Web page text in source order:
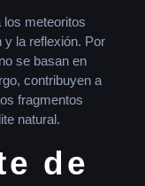
los meteoritos
y la reflexión. Por
se basan en
contribuyen a
fragmentos
natural.
de